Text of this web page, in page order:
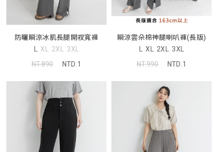
防曬瞬涼冰肌長腿開衩寬褲
L XL 2XL 3XL
NT.890
NTD.1
瞬涼雲朵棉神腿喇叭褲(長版)
L XL 2XL 3XL
NT.990
NTD.1